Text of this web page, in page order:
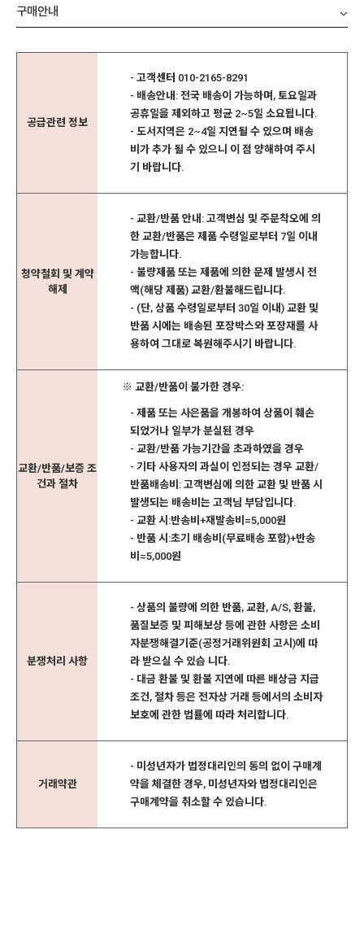
구매안내
공급관련 정보
- 고객센터 010-2165-8291
- 배송안내: 전국 배송이 가능하며, 토요일과
공휴일을 제외하고 평균 2~5일 소요됩니다.
- 도서지역은 2~4일 지연될 수 있으며 배송
비가 추가 될 수 있으니 이 점 양해하여 주시
기 바랍니다.
청약철회 및 계약
해제
- 교환/반품 안내: 고객변심 및 주문착오에 의
한 교환/반품은 제품 수령일로부터 7일 이내
가능합니다.
- 불량제품 또는 제품에 의한 문제 발생시 전
액(해당 제품) 교환/환불해드립니다.
- (단, 상품 수령일로부터 30일 이내) 교환 및
반품 시에는 배송된 포장박스와 포장재를 사
용하여 그대로 복원해주시기 바랍니다.
교환/반품/보증 조
건과 절차
※ 교환/반품이 불가한 경우:
- 제품 또는 사은품을 개봉하여 상품이 훼손
되었거나 일부가 분실된 경우
- 교환/반품 가능기간을 초과하였을 경우
- 기타 사용자의 과실이 인정되는 경우 교환/
반품배송비: 고객변심에 의한 교환 및 반품 시
발생되는 배송비는 고객님 부담입니다.
- 교환 시:반송비+재발송비=5,000원
- 반품 시:초기 배송비(무료배송 포함)+반송
비=5,000원
분쟁처리 사항
- 상품의 불량에 의한 반품, 교환, A/S, 환불,
품질보증 및 피해보상 등에 관한 사항은 소비
자분쟁해결기준(공정거래위원회 고시)에 따
라 받으실 수 있습 니다.
- 대금 환불 및 환불 지연에 따른 배상금 지급
조건, 절차 등은 전자상 거래 등에서의 소비자
보호에 관한 법률에 따라 처리합니다.
거래약관
- 미성년자가 법정대리인의 동의 없이 구매계
약을 체결한 경우, 미성년자와 법정대리인은
구매계약을 취소할 수 있습니다.